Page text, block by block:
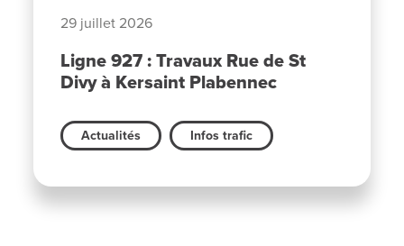
29 juillet 2026
Ligne 927 : Travaux Rue de St
Divy à Kersaint Plabennec
Actualités Infos trafic